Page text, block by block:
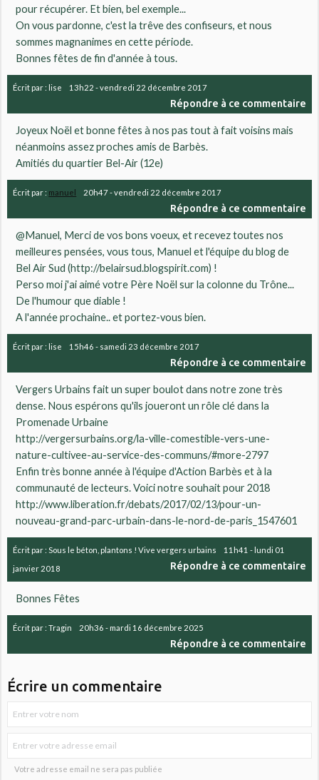
pour récupérer. Et bien, bel exemple...
On vous pardonne, c'est la trêve des confiseurs, et nous
sommes magnanimes en cette période.
Bonnes fêtes de fin d'année à tous.
Écrit par : lise 13h22 -vendredi 22 décembre 2017
Répondre à ce commentaire
Joyeux Noël et bonne fêtes à nos pas tout à fait voisins mais
néanmoins assez proches amis de Barbès.
Amitiés du quartier Bel-Air (12e)
Écrit par : manuel 20h47-vendredi 22 décembre 2017
Répondre à ce commentaire
@Manuel, Merci de vos bons voeux, et recevez toutes nos
meilleures pensées, vous tous, Manuel et l'équipe du blog de
Bel Air Sud (http://belairsud.blogspirit.com) !
Perso moi j'ai aimé votre Père Noël sur la colonne du Trône...
De l'humour que diable !
A l'année prochaine.. et portez-vous bien.
Écrit par : lise 15h46 - samedi 23 décembre 2017
Répondre à ce commentaire
Vergers Urbains fait un super boulot dans notre zone très
dense. Nous espérons qu'ils joueront un rôle clé dans la
Promenade Urbaine
http://vergersurbains.org/la-ville-comestible-vers-une-
nature-cultivee-au-service-des-communs/#more-2797
Enfin très bonne année à l'équipe d'Action Barbès et à la
communauté de lecteurs. Voici notre souhait pour 2018
http://www.liberation.fr/debats/2017/02/13/pour-un-
nouveau-grand-parc-urbain-dans-le-nord-de-paris_1547601
Écrit par :Sous le béton, plantons ! Vive vergers urbains 11h41 - lundi 01
janvier 2018
Répondre à ce commentaire
Bonnes Fêtes
Écrit par :Tragin 20h36 - mardi 16 décembre 2025
Répondre à ce commentaire
Écrire un commentaire
Votre adresse email ne sera pas publiée